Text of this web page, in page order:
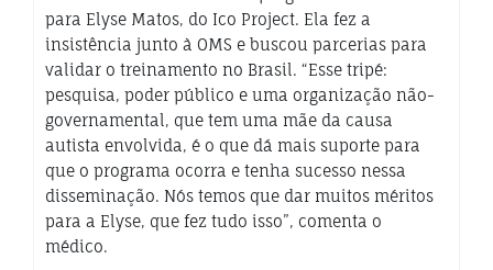
para Elyse Matos, do Ico Project. Ela fez a
insistência junto à OMS e buscou parcerias para
validar o treinamento no Brasil. “Esse tripé:
pesquisa, poder público e uma organização não-
governamental, que tem uma mãe da causa
autista envolvida, é o que dá mais suporte para
que o programa ocorra e tenha sucesso nessa
disseminação. Nós temos que dar muitos méritos
para a Elyse, que fez tudo isso”, comenta o
médico.